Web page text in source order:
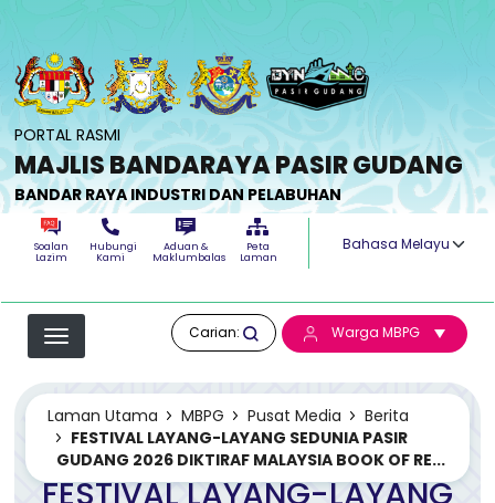
PORTAL RASMI
MAJLIS BANDARAYA PASIR GUDANG
BANDAR RAYA INDUSTRI DAN PELABUHAN
Soalan
Lazim
Hubungi
Kami
Aduan &
Maklumbalas
Peta
Laman
Select your
Carian: Warga MBPG
Laman Utama MBPG Pusat Media
Berita
FESTIVAL LAYANG-LAYANG SEDUNIA PASIR
GUDANG 2026 DIKTIRAF MALAYSIA BOOK OF RE...
FESTIVAL LAYANG-LAYANG